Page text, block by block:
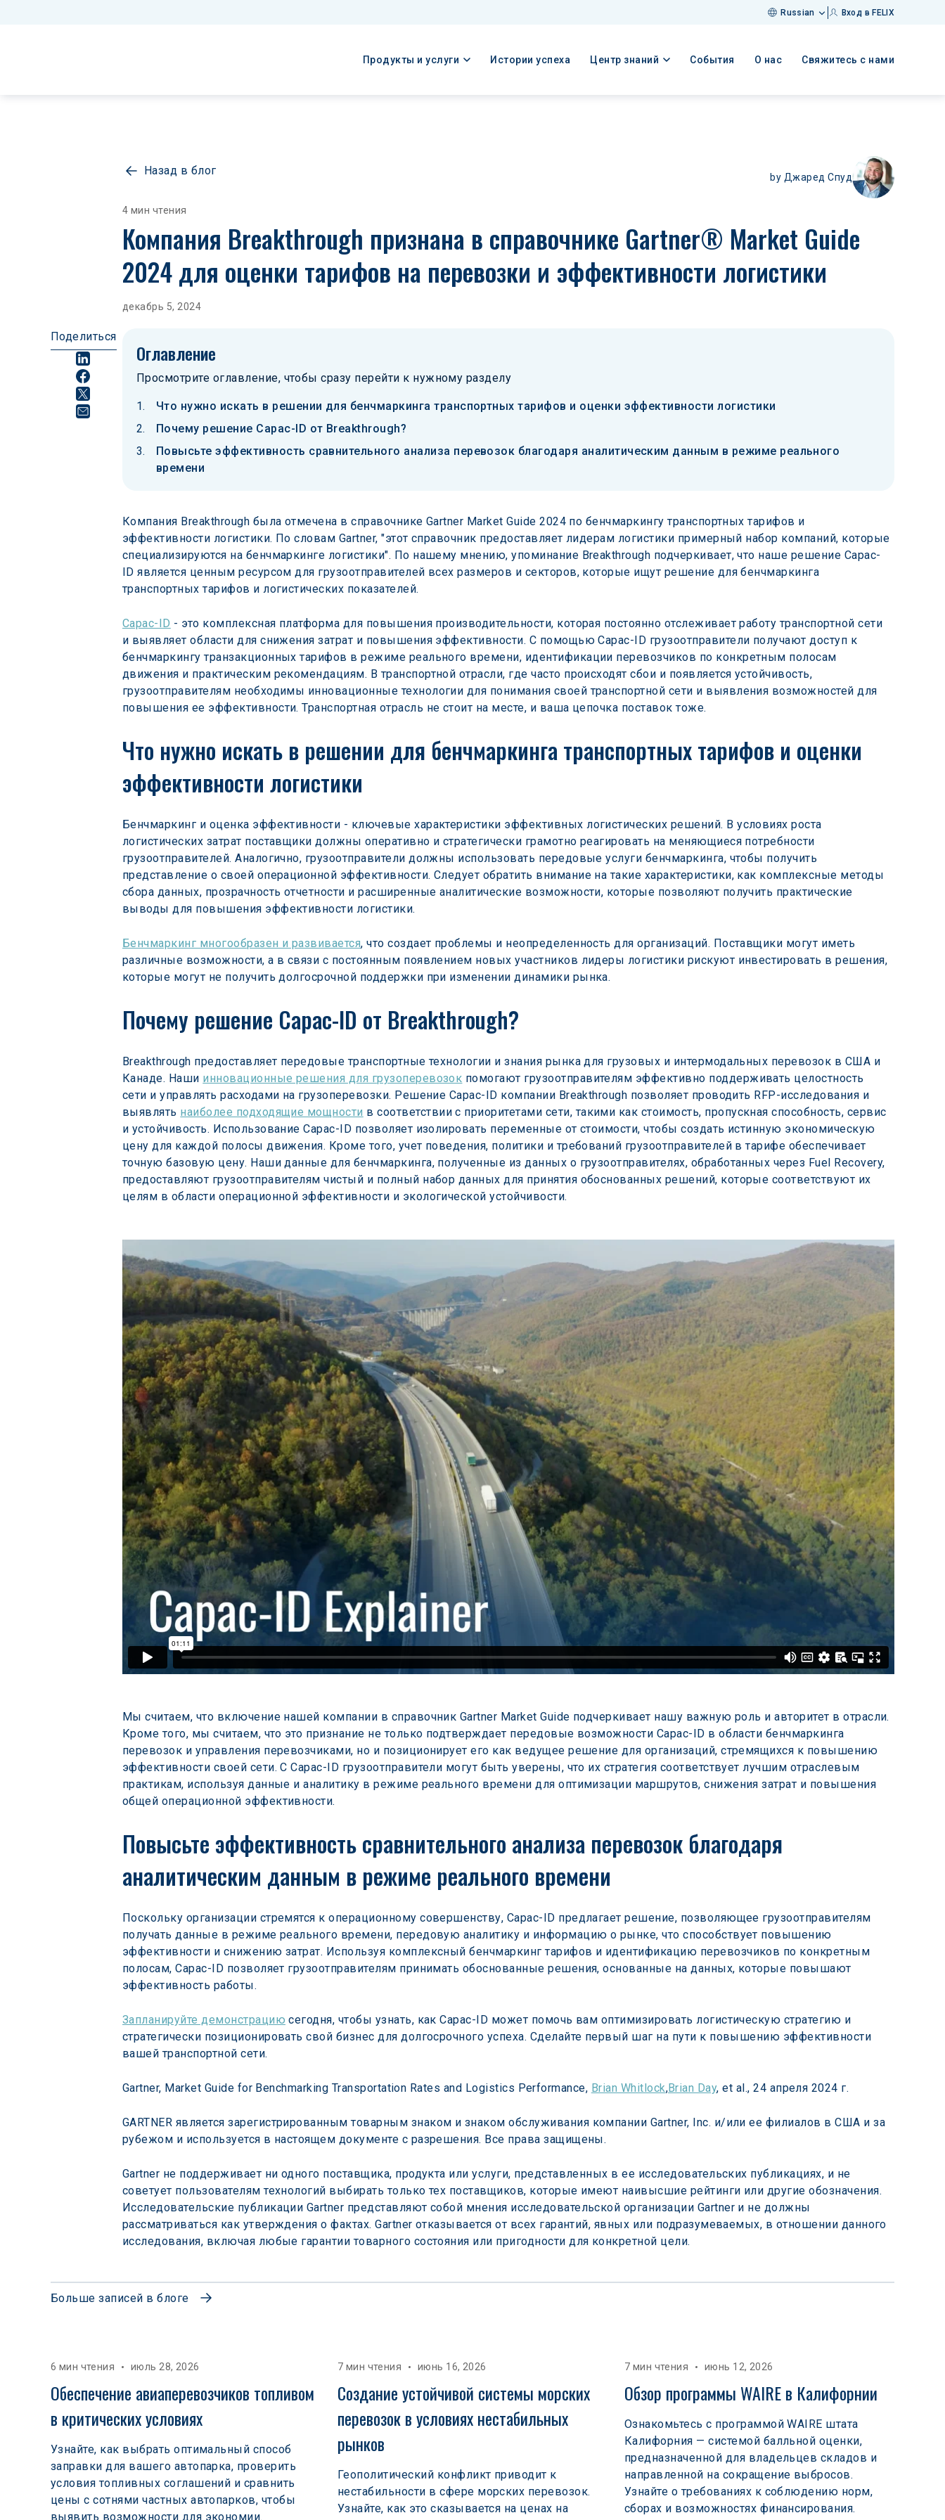
Russian Вход в FELIX
Продукты и услуги Истории успеха Центр знаний События О нас Свяжитесь с нами
Назад в блог by Джаред Спуд
4 мин чтения
Компания Breakthrough признана в справочнике Gartner® Market Guide
2024 для оценки тарифов на перевозки и эффективности логистики
декабрь 5, 2024
Поделиться
Оглавление
Просмотрите оглавление, чтобы сразу перейти к нужному разделу
Что нужно искать в решении для бенчмаркинга транспортных тарифов и оценки эффективности логистики
Почему решение Capac-ID от Breakthrough?
Повысьте эффективность сравнительного анализа перевозок благодаря аналитическим данным в режиме реального
времени
Компания Breakthrough была отмечена в справочнике Gartner Market Guide 2024 по бенчмаркингу транспортных тарифов и
эффективности логистики. По словам Gartner, "этот справочник предоставляет лидерам логистики примерный набор компаний, которые
специализируются на бенчмаркинге логистики". По нашему мнению, упоминание Breakthrough подчеркивает, что наше решение Capac-
ID является ценным ресурсом для грузоотправителей всех размеров и секторов, которые ищут решение для бенчмаркинга
транспортных тарифов и логистических показателей.
Capac-ID - это комплексная платформа для повышения производительности, которая постоянно отслеживает работу транспортной сети
и выявляет области для снижения затрат и повышения эффективности. С помощью Capac-ID грузоотправители получают доступ к
бенчмаркингу транзакционных тарифов в режиме реального времени, идентификации перевозчиков по конкретным полосам
движения и практическим рекомендациям. В транспортной отрасли, где часто происходят сбои и появляется устойчивость,
грузоотправителям необходимы инновационные технологии для понимания своей транспортной сети и выявления возможностей для
повышения ее эффективности. Транспортная отрасль не стоит на месте, и ваша цепочка поставок тоже.
Что нужно искать в решении для бенчмаркинга транспортных тарифов и оценки
эффективности логистики
Бенчмаркинг и оценка эффективности - ключевые характеристики эффективных логистических решений. В условиях роста
логистических затрат поставщики должны оперативно и стратегически грамотно реагировать на меняющиеся потребности
грузоотправителей. Аналогично, грузоотправители должны использовать передовые услуги бенчмаркинга, чтобы получить
представление о своей операционной эффективности. Следует обратить внимание на такие характеристики, как комплексные методы
сбора данных, прозрачность отчетности и расширенные аналитические возможности, которые позволяют получить практические
выводы для повышения эффективности логистики.
Бенчмаркинг многообразен и развивается, что создает проблемы и неопределенность для организаций. Поставщики могут иметь
различные возможности, а в связи с постоянным появлением новых участников лидеры логистики рискуют инвестировать в решения,
которые могут не получить долгосрочной поддержки при изменении динамики рынка.
Почему решение Capac-ID от Breakthrough?
Breakthrough предоставляет передовые транспортные технологии и знания рынка для грузовых и интермодальных перевозок в США и
Канаде. Наши инновационные решения для грузоперевозок помогают грузоотправителям эффективно поддерживать целостность
сети и управлять расходами на грузоперевозки. Решение Capac-ID компании Breakthrough позволяет проводить RFP-исследования и
выявлять наиболее подходящие мощности в соответствии с приоритетами сети, такими как стоимость, пропускная способность, сервис
и устойчивость. Использование Capac-ID позволяет изолировать переменные от стоимости, чтобы создать истинную экономическую
цену для каждой полосы движения. Кроме того, учет поведения, политики и требований грузоотправителей в тарифе обеспечивает
точную базовую цену. Наши данные для бенчмаркинга, полученные из данных о грузоотправителях, обработанных через Fuel Recovery,
предоставляют грузоотправителям чистый и полный набор данных для принятия обоснованных решений, которые соответствуют их
целям в области операционной эффективности и экологической устойчивости.
Мы считаем, что включение нашей компании в справочник Gartner Market Guide подчеркивает нашу важную роль и авторитет в отрасли.
Кроме того, мы считаем, что это признание не только подтверждает передовые возможности Capac-ID в области бенчмаркинга
перевозок и управления перевозчиками, но и позиционирует его как ведущее решение для организаций, стремящихся к повышению
эффективности своей сети. С Capac-ID грузоотправители могут быть уверены, что их стратегия соответствует лучшим отраслевым
практикам, используя данные и аналитику в режиме реального времени для оптимизации маршрутов, снижения затрат и повышения
общей операционной эффективности.
Повысьте эффективность сравнительного анализа перевозок благодаря
аналитическим данным в режиме реального времени
Поскольку организации стремятся к операционному совершенству, Capac-ID предлагает решение, позволяющее грузоотправителям
получать данные в режиме реального времени, передовую аналитику и информацию о рынке, что способствует повышению
эффективности и снижению затрат. Используя комплексный бенчмаркинг тарифов и идентификацию перевозчиков по конкретным
полосам, Capac-ID позволяет грузоотправителям принимать обоснованные решения, основанные на данных, которые повышают
эффективность работы.
Запланируйте демонстрацию сегодня, чтобы узнать, как Capac-ID может помочь вам оптимизировать логистическую стратегию и
стратегически позиционировать свой бизнес для долгосрочного успеха. Сделайте первый шаг на пути к повышению эффективности
вашей транспортной сети.
Gartner, Market Guide for Benchmarking Transportation Rates and Logistics Performance, Brian Whitlock,Brian Day, et al., 24 апреля 2024 г.
GARTNER является зарегистрированным товарным знаком и знаком обслуживания компании Gartner, Inc. и/или ее филиалов в США и за
рубежом и используется в настоящем документе с разрешения. Все права защищены.
Gartner не поддерживает ни одного поставщика, продукта или услуги, представленных в ее исследовательских публикациях, и не
советует пользователям технологий выбирать только тех поставщиков, которые имеют наивысшие рейтинги или другие обозначения.
Исследовательские публикации Gartner представляют собой мнения исследовательской организации Gartner и не должны
рассматриваться как утверждения о фактах. Gartner отказывается от всех гарантий, явных или подразумеваемых, в отношении данного
исследования, включая любые гарантии товарного состояния или пригодности для конкретной цели.
Больше записей в блоге
6 мин чтения июль 28, 2026
Обеспечение авиаперевозчиков топливом
в критических условиях
Узнайте, как выбрать оптимальный способ
заправки для вашего автопарка, проверить
условия топливных соглашений и сравнить
цены с сотнями частных автопарков, чтобы
выявить возможности для экономии.
7 мин чтения июнь 16, 2026
Создание устойчивой системы морских
перевозок в условиях нестабильных
рынков
Геополитический конфликт приводит к
нестабильности в сфере морских перевозок.
Узнайте, как это сказывается на ценах на
7 мин чтения июнь 12, 2026
Обзор программы WAIRE в Калифорнии
Ознакомьтесь с программой WAIRE штата
Калифорния — системой балльной оценки,
предназначенной для владельцев складов и
направленной на сокращение выбросов.
Узнайте о требованиях к соблюдению норм,
сборах и возможностях финансирования.